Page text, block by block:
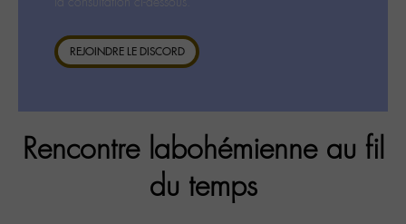
REJOINDRE LE DISCORD
Rencontre labohémienne au fil
du temps